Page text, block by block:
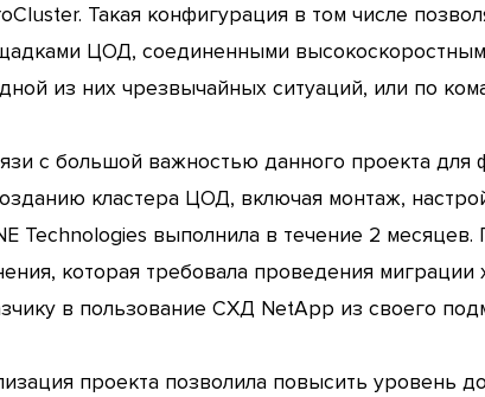
Такая конфигурация в том числе
ЦОД, соединенными
из них чрезвычайных ситуаций, или по
с большой важностью данного проекта
кластера ЦОД, включая монтаж,
Technologies выполнила в течение 2
которая требовала проведения
в пользование СХД NetApp из своего
проекта позволила повысить уровень